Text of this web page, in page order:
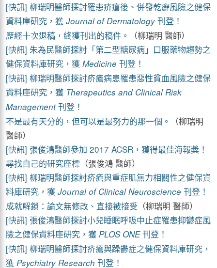
[快訊] 柳瑞明醫師探討罹患疥瘡後、併發乾癬風險之健保
資料庫研究，獲 Journal of Dermatology 刊登！
歷經十次退稿，終獲刊出的稿件。
（柳瑞明 醫師）
[快訊] 朱為民醫師探討「第二型糖尿病」口服藥物趨勢之
健保資料庫研究，獲 Medicine 刊登！
[快訊] 柳瑞明醫師探討疥瘡病患罹患惡性貧血風險之健保
資料庫研究，獲 Therapeutics and Clinical Risk
Management刊登！
不是最有天分的，但可以是最努力的那一個。
（柳瑞明
醫師）
[快訊] 張俊鴻醫師參加 2017 ACSR，獲得最佳海報獎！
尋找自己的研究座標 （張俊鴻 醫師）
[快訊] 柳瑞明醫師探討疥瘡與重症肌無力相關性之健保資
料庫研究，獲 Journal of Clinical Neuroscience 刊登！
成就解鎖：論文無修改、直接被接受 （柳瑞明 醫師）
[快訊] 張俊鴻醫師探討小兒睡眠呼吸中止症罹患抑鬱症風
險之健保資料庫研究，獲 PLOS ONE刊登！
[快訊] 柳瑞明醫師探討疥瘡與躁鬱症之健保資料庫研究，
獲 Psychiatry Research 刊登！